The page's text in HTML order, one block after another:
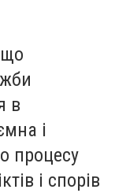
що
в
і
процесу
і спорів